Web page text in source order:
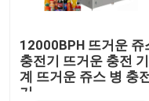
12000BPH 뜨거운 쥬
충전기 뜨거운 충전 기
계 뜨거운 쥬스 병 충
기